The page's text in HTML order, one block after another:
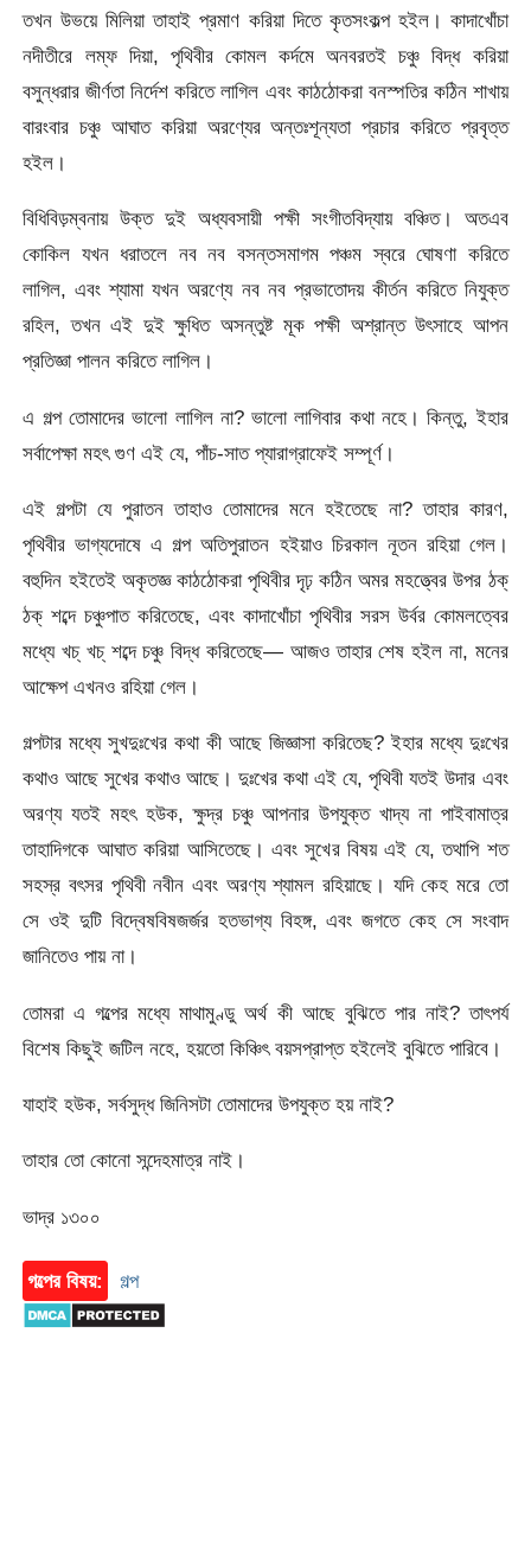
তখন উভয়ে মিলিয়া তাহাই প্রমাণ করিয়া দিতে কৃতসংকল্প হইল। কাদাখোঁচা
নদীতীরে লম্ফ দিয়া, পৃথিবীর কোমল কর্দমে অনবরতই চঞ্চু বিদ্ধ করিয়া
বসুন্ধরার জীর্ণতা নির্দেশ করিতে লাগিল এবং কাঠঠোকরা বনস্পতির কঠিন শাখায়
বারংবার চঞ্চু আঘাত করিয়া অরণ্যের অন্তঃশূন্যতা প্রচার করিতে প্রবৃত্ত
হইল।
বিধিবিড়ম্বনায় উক্ত দুই অধ্যবসায়ী পক্ষী সংগীতবিদ্যায় বঞ্চিত। অতএব
কোকিল যখন ধরাতলে নব নব বসন্তসমাগম পঞ্চম স্বরে ঘোষণা করিতে
লাগিল, এবং শ্যামা যখন অরণ্যে নব নব প্রভাতোদয় কীর্তন করিতে নিযুক্ত
রহিল, তখন এই দুই ক্ষুধিত অসন্তুষ্ট মূক পক্ষী অশ্রান্ত উৎসাহে আপন
প্রতিজ্ঞা পালন করিতে লাগিল।
এ গল্প তোমাদের ভালো লাগিল না? ভালো লাগিবার কথা নহে। কিন্তু, ইহার
সর্বাপেক্ষা মহৎ গুণ এই যে, পাঁচ-সাত প্যারাগ্রাফেই সম্পূর্ণ।
এই গল্পটা যে পুরাতন তাহাও তোমাদের মনে হইতেছে না? তাহার কারণ,
পৃথিবীর ভাগ্যদোষে এ গল্প অতিপুরাতন হইয়াও চিরকাল নূতন রহিয়া গেল।
বহুদিন হইতেই অকৃতজ্ঞ কাঠঠোকরা পৃথিবীর দৃঢ় কঠিন অমর মহত্ত্বের উপর ঠক্
ঠক্ শব্দে চঞ্চুপাত করিতেছে, এবং কাদাখোঁচা পৃথিবীর সরস উর্বর কোমলত্বের
মধ্যে খচ্ খচ্ শব্দে চঞ্চু বিদ্ধ করিতেছে— আজও তাহার শেষ হইল না, মনের
আক্ষেপ এখনও রহিয়া গেল।
গল্পটার মধ্যে সুখদুঃখের কথা কী আছে জিজ্ঞাসা করিতেছ? ইহার মধ্যে দুঃখের
কথাও আছে সুখের কথাও আছে। দুঃখের কথা এই যে, পৃথিবী যতই উদার এবং
অরণ্য যতই মহৎ হউক, ক্ষুদ্র চঞ্চু আপনার উপযুক্ত খাদ্য না পাইবামাত্র
তাহাদিগকে আঘাত করিয়া আসিতেছে। এবং সুখের বিষয় এই যে, তথাপি শত
সহস্র বৎসর পৃথিবী নবীন এবং অরণ্য শ্যামল রহিয়াছে। যদি কেহ মরে তো
সে ওই দুটি বিদ্বেষবিষজর্জর হতভাগ্য বিহঙ্গ, এবং জগতে কেহ সে সংবাদ
জানিতেও পায় না।
তোমরা এ গল্পের মধ্যে মাথামুণ্ডু অর্থ কী আছে বুঝিতে পার নাই? তাৎপর্য
বিশেষ কিছুই জটিল নহে, হয়তো কিঞ্চিৎ বয়সপ্রাপ্ত হইলেই বুঝিতে পারিবে।
যাহাই হউক, সর্বসুদ্ধ জিনিসটা তোমাদের উপযুক্ত হয় নাই?
তাহার তো কোনো সন্দেহমাত্র নাই।
ভাদ্র ১৩০০
গল্পের বিষয়: গল্প